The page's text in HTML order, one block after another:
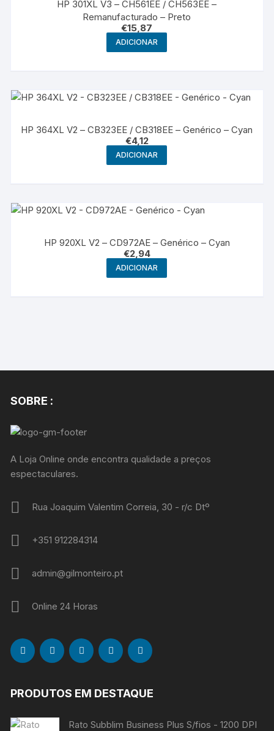
HP 301XL V3 – CH561EE / CH563EE –
Remanufacturado – Preto
€15,87
ADICIONAR
HP 364XL V2 – CB323EE / CB318EE – Genérico – Cyan
€4,12
ADICIONAR
HP 920XL V2 – CD972AE – Genérico – Cyan
€2,94
ADICIONAR
SOBRE :
A Loja Online onde encontra qualidade a preços
espectaculares.
Rua Joaquim Valentim Correia, 30 - r/c Dtº
+351 912284314
admin@gilmonteiro.pt
Online 24 Horas
PRODUTOS EM DESTAQUE
Rato Subblim Business Plus S/fios - 1200 DPI